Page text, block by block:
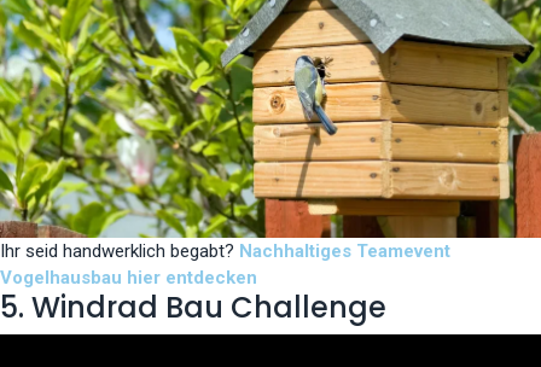
Ihr seid handwerklich begabt? Nachhaltiges Teamevent
Vogelhausbau hier entdecken
5. Windrad Bau Challenge